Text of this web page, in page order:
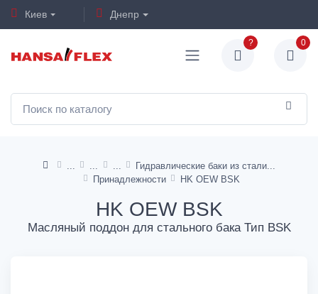
Киев Днепр
? 0
Гидравлические баки из стали
Принадлежности
HK OEW BSK
HK OEW BSK
Масляный поддон для стального бака Тип BSK